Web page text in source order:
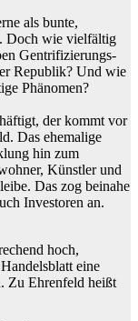
als bunte,
Doch wie vielfältig
Gentrifizierungs-
Republik? Und wie
Phänomen?
der kommt vor
Das ehemalige
hin zum
Künstler und
Das zog beinahe
Investoren an.
hoch,
eine
Zu Ehrenfeld heißt